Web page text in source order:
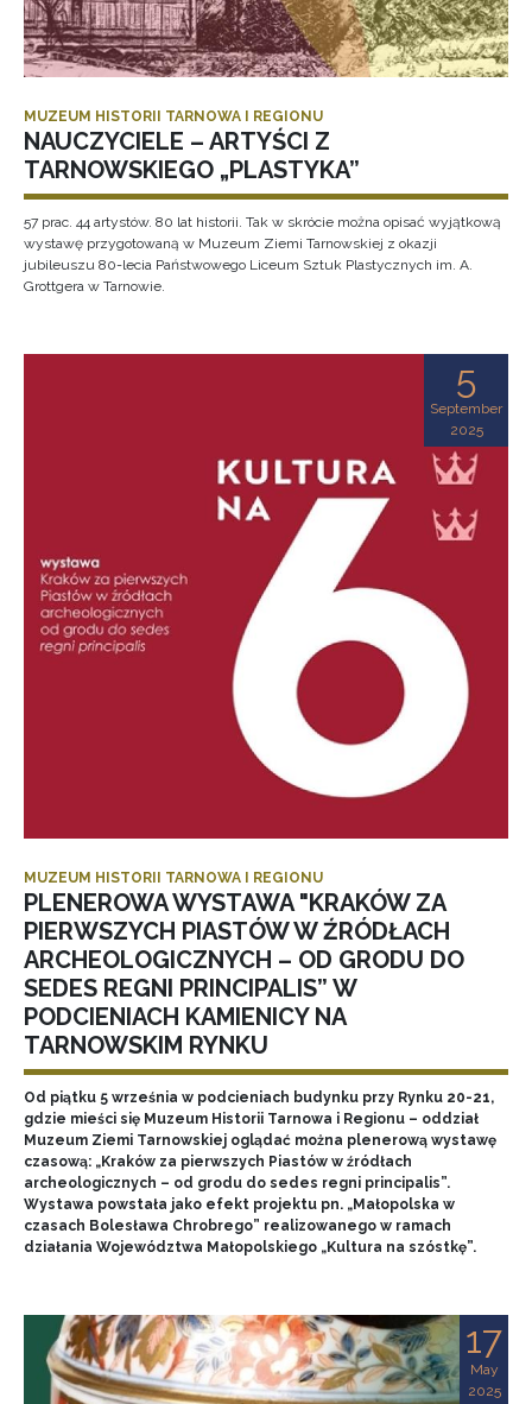
MUZEUM HISTORII TARNOWA I REGIONU
NAUCZYCIELE – ARTYŚCI Z
TARNOWSKIEGO „PLASTYKA”
57 prac. 44 artystów. 80 lat historii. Tak w skrócie można opisać wyjątkową
wystawę przygotowaną w Muzeum Ziemi Tarnowskiej z okazji
jubileuszu 80-lecia Państwowego Liceum Sztuk Plastycznych im. A.
Grottgera w Tarnowie.
5
September
2025
MUZEUM HISTORII TARNOWA I REGIONU
PLENEROWA WYSTAWA "KRAKÓW ZA
PIERWSZYCH PIASTÓW W ŹRÓDŁACH
ARCHEOLOGICZNYCH – OD GRODU DO
SEDES REGNI PRINCIPALIS” W
PODCIENIACH KAMIENICY NA
TARNOWSKIM RYNKU
Od piątku 5 września w podcieniach budynku przy Rynku 20-21,
gdzie mieści się Muzeum Historii Tarnowa i Regionu – oddział
Muzeum Ziemi Tarnowskiej oglądać można plenerową wystawę
czasową: „Kraków za pierwszych Piastów w źródłach
archeologicznych – od grodu do sedes regni principalis”.
Wystawa powstała jako efekt projektu pn. „Małopolska w
czasach Bolesława Chrobrego” realizowanego w ramach
działania Województwa Małopolskiego „Kultura na szóstkę”.
17
May
2025